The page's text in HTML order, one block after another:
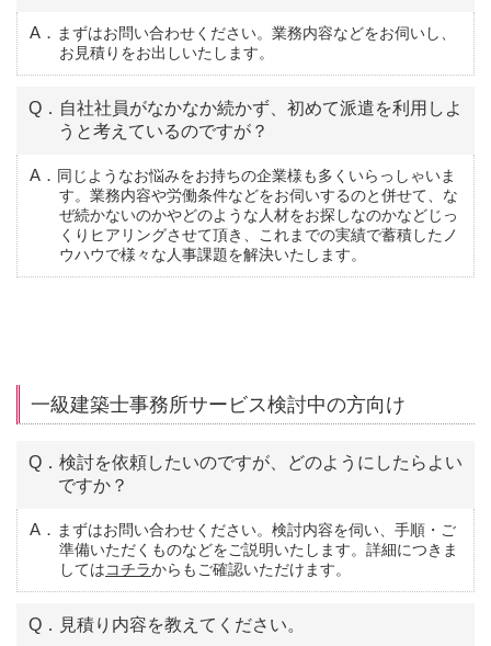
A．まずはお問い合わせください。業務内容などをお伺いし、
お見積りをお出しいたします。
Q．自社社員がなかなか続かず、初めて派遣を利用しよ
うと考えているのですが？
A．同じようなお悩みをお持ちの企業様も多くいらっしゃいま
す。業務内容や労働条件などをお伺いするのと併せて、な
ぜ続かないのかやどのような人材をお探しなのかなどじっ
くりヒアリングさせて頂き、これまでの実績で蓄積したノ
ウハウで様々な人事課題を解決いたします。
一級建築士事務所サービス検討中の方向け
Q．検討を依頼したいのですが、どのようにしたらよい
ですか？
A．まずはお問い合わせください。検討内容を伺い、手順・ご
準備いただくものなどをご説明いたします。詳細につきま
しては コチラからもご確認いただけます。
Q．見積り内容を教えてください。